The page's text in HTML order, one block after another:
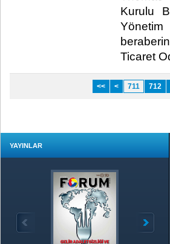
Kurulu
Ticaret
<< < 711 712
YAYINLAR